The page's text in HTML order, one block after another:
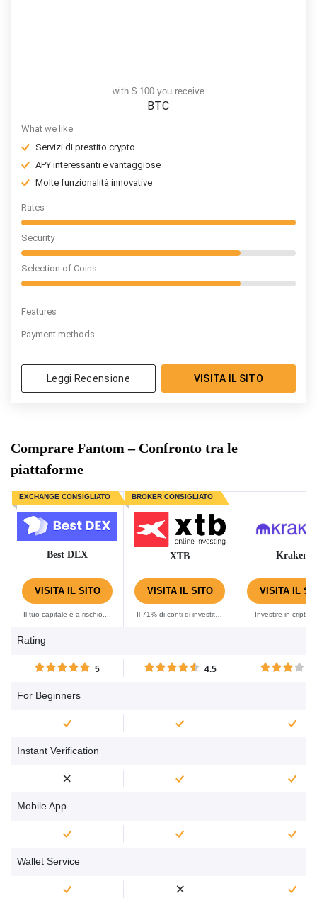
with $ 100 you receive
BTC
What we like
Servizi di prestito crypto
APY interessanti e vantaggiose
Molte funzionalità innovative
Rates
Security
Selection of Coins
Features
Payment methods
Leggi Recensione VISITA IL SITO
Comprare Fantom – Confronto tra le
piattaforme
EXCHANGE CONSIGLIATO
Best DEX
VISITA IL SITO
Il tuo capitale è a rischio....
BROKER CONSIGLIATO
XTB
VISITA IL SITO
Il 71% di conti di investitori
trading di CFD con XTB....
Kraken
VISITA IL
Investire in
dall'alta volatilità,
Rating
5 4.5
For Beginners
Instant Verification
Mobile App
Wallet Service